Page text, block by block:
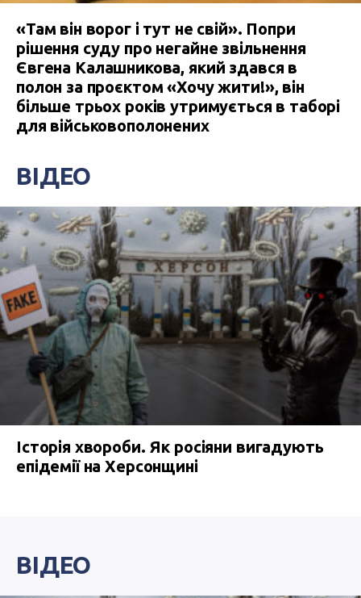
«Там він ворог і тут не свій». Попри
рішення суду про негайне звільнення
Євгена Калашникова, який здався в
полон за проєктом «Хочу жити!», він
більше трьох років утримується в таборі
для військовополонених
ВІДЕО
Історія хвороби. Як росіяни вигадують
епідемії на Херсонщині
ВІДЕО